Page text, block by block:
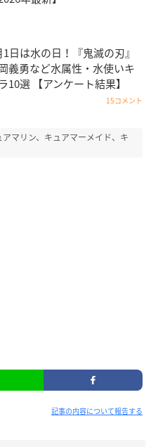
1日は水の日！『鬼滅の刃』
義勇など水属性・水使いキ
10選 【アンケート結果】
15コメント
マリン、キュアマーメイド、キ
記事の内容について報告する